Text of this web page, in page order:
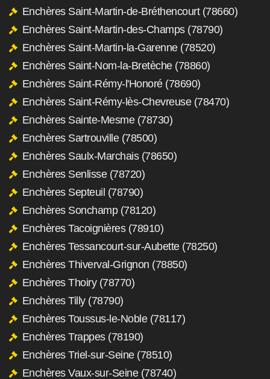
Enchères Saint-Martin-de-Bréthencourt (78660)
Enchères Saint-Martin-des-Champs (78790)
Enchères Saint-Martin-la-Garenne (78520)
Enchères Saint-Nom-la-Bretèche (78860)
Enchères Saint-Rémy-l'Honoré (78690)
Enchères Saint-Rémy-lès-Chevreuse (78470)
Enchères Sainte-Mesme (78730)
Enchères Sartrouville (78500)
Enchères Saulx-Marchais (78650)
Enchères Senlisse (78720)
Enchères Septeuil (78790)
Enchères Sonchamp (78120)
Enchères Tacoignières (78910)
Enchères Tessancourt-sur-Aubette (78250)
Enchères Thiverval-Grignon (78850)
Enchères Thoiry (78770)
Enchères Tilly (78790)
Enchères Toussus-le-Noble (78117)
Enchères Trappes (78190)
Enchères Triel-sur-Seine (78510)
Enchères Vaux-sur-Seine (78740)